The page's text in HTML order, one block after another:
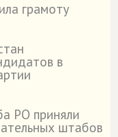
грамоту
в
РО приняли
штабов